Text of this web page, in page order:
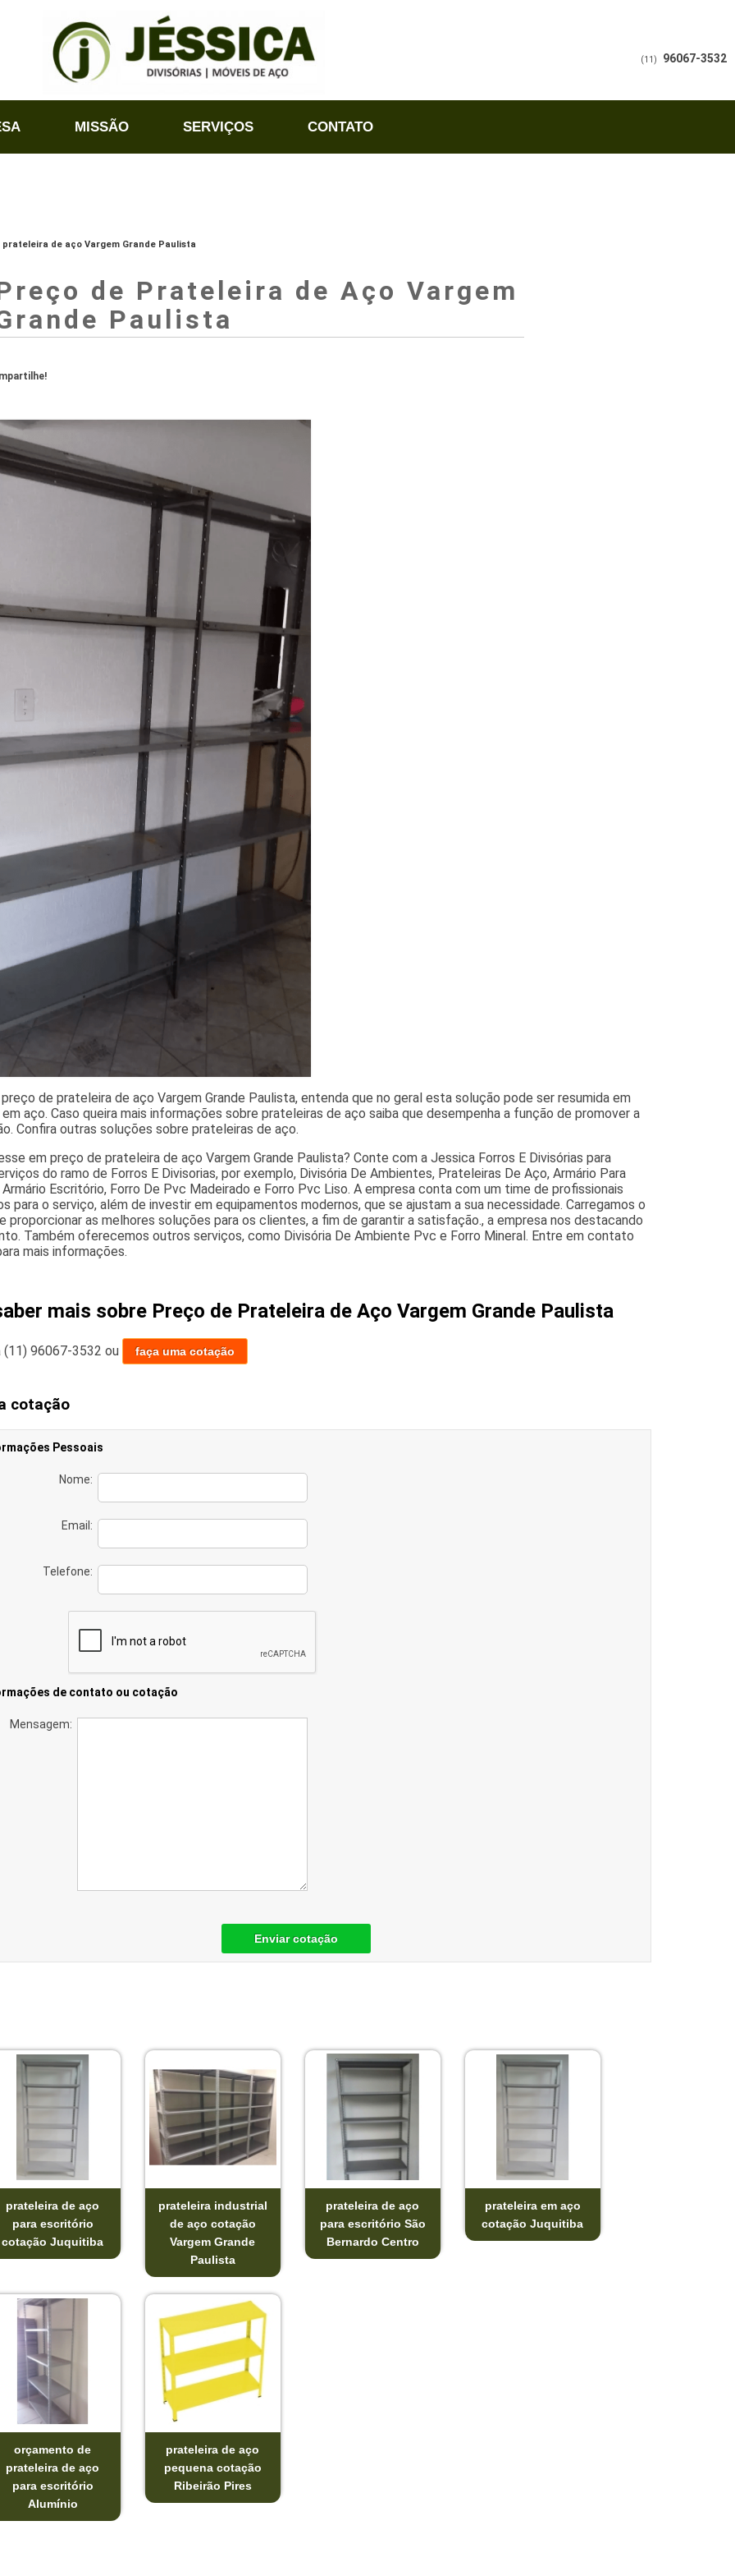
MISSÃO SERVIÇOS CONTATO
(11) 96067-3532
de aço Vargem Grande Paulista
de Prateleira de Aço Vargem
Paulista
de prateleira de aço Vargem Grande Paulista, entenda que no geral esta solução pode ser resumida em
aço. Caso queira mais informações sobre prateleiras de aço saiba que desempenha a função de promover a
Confira outras soluções sobre prateleiras de aço.
em preço de prateleira de aço Vargem Grande Paulista? Conte com a Jessica Forros E Divisórias para
do ramo de Forros E Divisorias, por exemplo, Divisória De Ambientes, Prateleiras De Aço, Armário Para
Escritório, Forro De Pvc Madeirado e Forro Pvc Liso. A empresa conta com um time de profissionais
para o serviço, além de investir em equipamentos modernos, que se ajustam a sua necessidade. Carregamos o
proporcionar as melhores soluções para os clientes, a fim de garantir a satisfação., a empresa nos destacando
Também oferecemos outros serviços, como Divisória De Ambiente Pvc e Forro Mineral. Entre em contato
mais informações.
mais sobre Preço de Prateleira de Aço Vargem Grande Paulista
(11) 96067-3532 ou faça uma cotação
cotação
Pessoais
Nome:
Email:
Telefone:
de contato ou cotação
Mensagem:
Enviar cotação
prateleira de aço
para escritório
cotação Juquitiba
prateleira industrial
de aço cotação
Vargem Grande
Paulista
prateleira de aço
para escritório São
Bernardo Centro
prateleira em aço
cotação Juquitiba
orçamento de
prateleira de aço
para escritório
Alumínio
prateleira de aço
pequena cotação
Ribeirão Pires